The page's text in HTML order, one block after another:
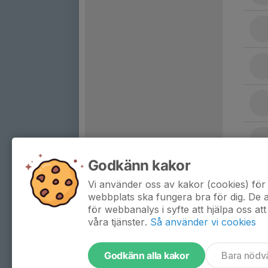
Godkänn kakor
Vi använder oss av kakor (cookies)
webbplats ska fungera bra för dig. De
för webbanalys i syfte att hjälpa oss
våra tjänster. Så använder vi cookies
Godkänn alla kakor Bara